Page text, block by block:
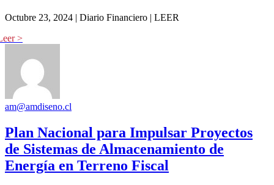
Octubre 23, 2024 | Diario Financiero | LEER
am@amdiseno.cl
Plan Nacional para Impulsar Proyectos
de Sistemas de Almacenamiento de
Energía en Terreno Fiscal